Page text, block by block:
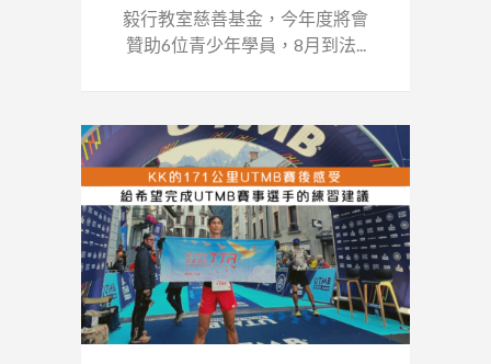
毅行教室慈善基金，今年度將會
贊助6位青少年學員，8月到法...